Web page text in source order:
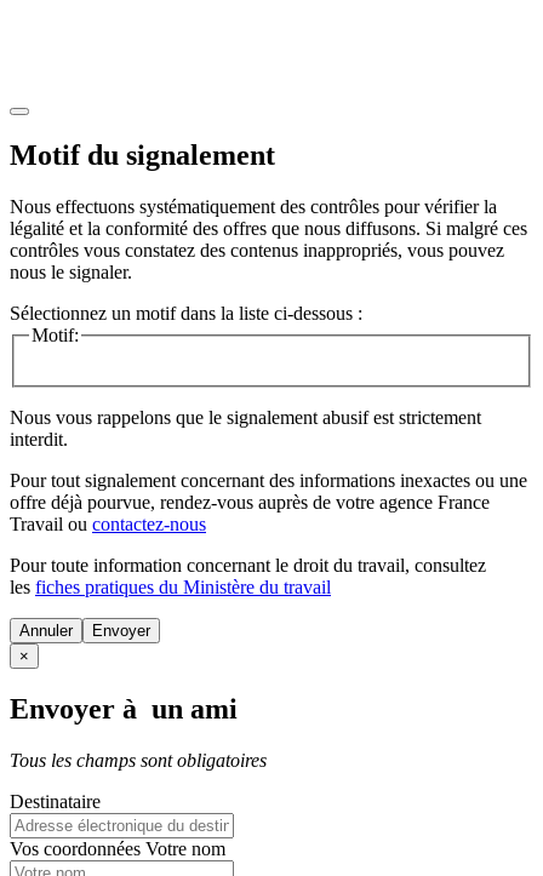
Motif du signalement
Nous effectuons systématiquement des contrôles pour vérifier la
légalité et la conformité des offres que nous diffusons. Si malgré ces
contrôles vous constatez des contenus inappropriés, vous pouvez
nous le signaler.
Sélectionnez un motif dans la liste ci-dessous :
Motif:
Nous vous rappelons que le signalement abusif est strictement
interdit.
Pour tout signalement concernant des informations inexactes ou une
offre déjà pourvue, rendez-vous auprès de votre agence France
Travail ou contactez-nous
Pour toute information concernant le droit du travail, consultez
les fiches pratiques du Ministère du travail
Annuler
×
Envoyer à un ami
Tous les champs sont obligatoires
Destinataire
Vos coordonnées Votre nom